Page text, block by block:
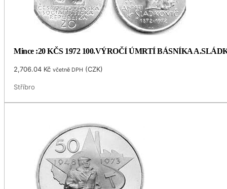
Mince :20 KČS 1972 100.VÝROČÍ ÚMRTÍ BÁSNÍKA
2,706.04 Kč včetně DPH (CZK)
Stříbro